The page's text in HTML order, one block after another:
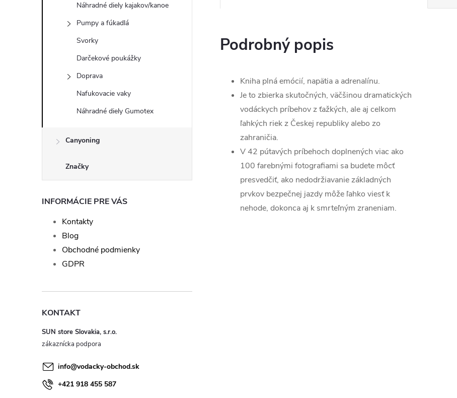
Náhradné diely kajakov/kanoe
Pumpy a fúkadlá
Svorky
Darčekové poukážky
Doprava
Nafukovacie vaky
Náhradné diely Gumotex
Canyoning
Značky
INFORMÁCIE PRE VÁS
Kontakty
Blog
Obchodné podmienky
GDPR
KONTAKT
SUN store Slovakia, s.r.o.
info@vodacky-obchod.sk
+421 918 455 587
Podrobný popis
Kniha plná emócií, napätia a adrenalínu.
Je to zbierka skutočných, väčšinou dramatických
vodáckych príbehov z ťažkých, ale aj celkom
ľahkých riek z Českej republiky alebo zo
zahraničia.
V 42 pútavých príbehoch doplnených viac ako
100 farebnými fotografiami sa budete môcť
presvedčiť, ako nedodržiavanie základných
prvkov bezpečnej jazdy môže ľahko viesť k
nehode, dokonca aj k smrteľným zraneniam.